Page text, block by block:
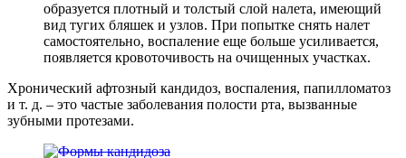
образуется плотный и толстый слой налета, имеющий
вид тугих бляшек и узлов. При попытке снять налет
самостоятельно, воспаление еще больше усиливается,
появляется кровоточивость на очищенных участках.
Хронический афтозный кандидоз, воспаления, папилломатоз
и т. д. – это частые заболевания полости рта, вызванные
зубными протезами.